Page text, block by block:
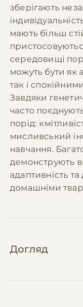
зберігають
мають більш
середовищі
можуть бути як
так і
Завдяки
часто
порід:
мисливський
навчання.
демонструють
адаптивність
домашніми
Догляд